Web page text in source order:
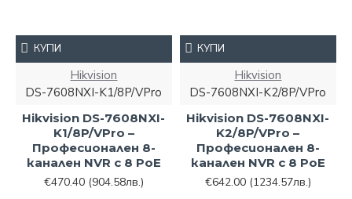
Hikvision
DS-7608NXI-K1/8P/VPro
Hikvision DS-7608NXI-
K1/8P/VPro –
Професионален 8-
канален NVR с 8 PoE
€470.40 (904.58лв.)
КУПИ
Hikvision
DS-7608NXI-K2/8P/VPro
Hikvision DS-7608NXI-
K2/8P/VPro –
Професионален 8-
канален NVR с 8 PoE
€642.00 (1234.57лв.)
КУПИ